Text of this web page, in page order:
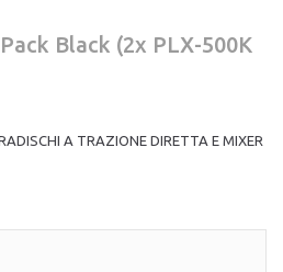
Black (2x PLX-500K
A TRAZIONE DIRETTA E MIXER